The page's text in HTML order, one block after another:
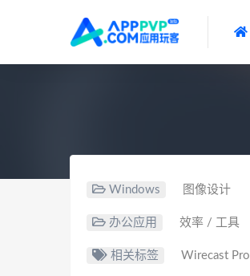
Windows 图像设计
办公应用 效率 / 工具
相关标签 Wirecast Pro